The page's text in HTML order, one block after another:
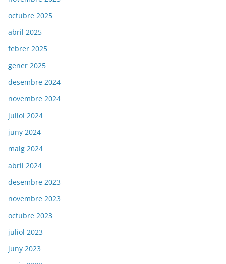
octubre 2025
abril 2025
febrer 2025
gener 2025
desembre 2024
novembre 2024
juliol 2024
juny 2024
maig 2024
abril 2024
desembre 2023
novembre 2023
octubre 2023
juliol 2023
juny 2023